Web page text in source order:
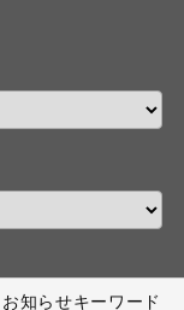
お知らせキーワード